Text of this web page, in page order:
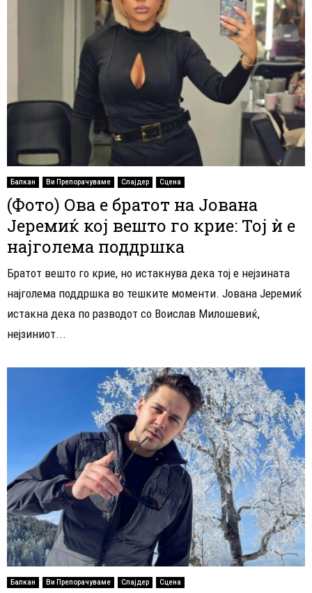
Балкан Ви Препорачуваме Слајдер Сцена
(Фото) Ова е братот на Јована
Јеремиќ кој вешто го крие: Тој ѝ е
најголема поддршка
Братот вешто го крие, но истакнува дека тој е нејзината
најголема поддршка во тешките моменти. Јована Јеремиќ
истакна дека по разводот со Воислав Милошевиќ,
нејзиниот...
Балкан Ви Препорачуваме Слајдер Сцена